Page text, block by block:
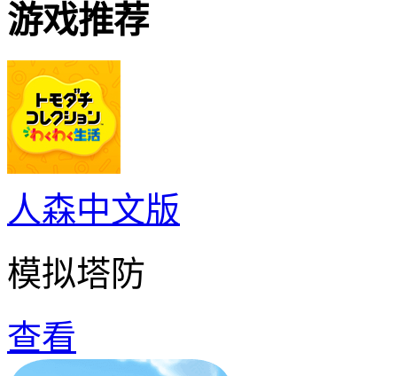
游戏推荐
人森中文版
模拟塔防
查看